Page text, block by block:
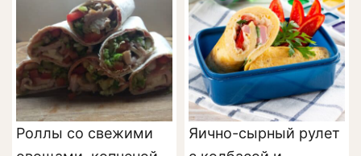
Роллы со свежими
Яично-сырный рулет